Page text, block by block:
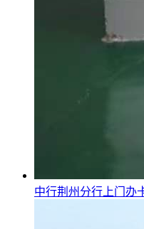
中行荆州分行上门办